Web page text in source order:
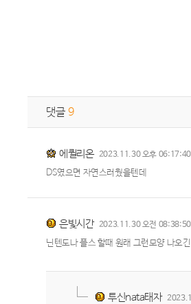
댓글 9
에퀼리온 2023.11.30 오후 06:17:40
DS였으면 자연스러웠을텐데
은빛시간 2023.11.30 오전 08:38:50
닌텐도나 플스 할때 원래 그런모양 나오
투신nata태자